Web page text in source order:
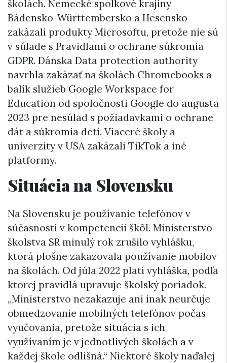
školách. Nemecké spolkové krajiny
Bádensko-Württembersko a Hesensko
zakázali produkty Microsoftu, pretože nie sú
v súlade s Pravidlami o ochrane súkromia
GDPR. Dánska Data protection authority
navrhla zakázať na školách Chromebooks a
balík služieb Google Workspace for
Education od spoločnosti Google do augusta
2023 pre nesúlad s požiadavkami o ochrane
dát a súkromia detí. Viaceré školy a
univerzity v USA zakázali TikTok a iné
platformy.
Situácia na Slovensku
Na Slovensku je používanie telefónov v
súčasnosti v kompetencii škôl. Ministerstvo
školstva SR minulý rok zrušilo vyhlášku,
ktorá plošne zakazovala používanie mobilov
na školách. Od júla 2022 platí vyhláška, podľa
ktorej pravidlá upravuje školský poriadok.
„Ministerstvo nezakazuje ani inak neurčuje
obmedzovanie mobilných telefónov počas
vyučovania, pretože situácia s ich
využívaním je v jednotlivých školách a v
každej škole odlišná.“ Niektoré školy naďalej